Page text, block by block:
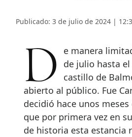
Publicado: 3 de julio de 2024 |
De manera limitada desde el 1
de julio hasta
castillo de
abierto al público. Fue
decidió hace unos
que por primera vez en
de historia esta estancia